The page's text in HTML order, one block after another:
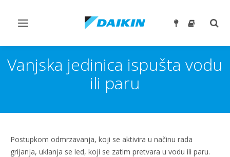
Toggle
Vanjska jedinica ispušta vodu
ili paru
Postupkom odmrzavanja, koji se aktivira u načinu rada
grijanja, uklanja se led, koji se zatim pretvara u vodu ili paru.